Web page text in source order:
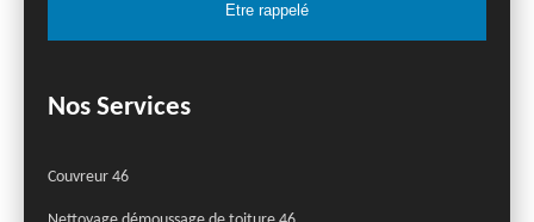
Nos Services
Couvreur 46